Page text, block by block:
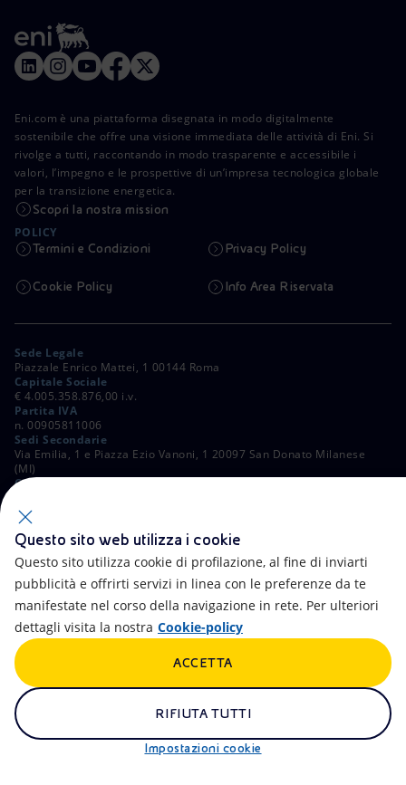
Eni.com è una piattaforma disegnata in modo digitalmente
sostenibile che offre una visione immediata delle attività di Eni. Si
rivolge a tutti, raccontando in modo trasparente e accessibile i
valori, l’impegno e le prospettive di un’impresa tecnologica globale
per la transizione energetica.
Scopri la nostra mission
POLICY
Termini e Condizioni Privacy Policy
Cookie Policy Info Area Riservata
Sede Legale
Piazzale Enrico Mattei, 1 00144 Roma
Capitale Sociale
€ 4.005.358.876,00 i.v.
Partita IVA
n. 00905811006
Sedi Secondarie
Via Emilia, 1 e Piazza Ezio Vanoni, 1 20097 San Donato Milanese
(MI)
C. Fiscale e Registro Imprese di Roma
ALTRI LINK
Accessibilità Calendario
Newsletter Intelligenza artificiale
Truffe e Phishing
Remit Alluvioni
Questo sito web utilizza i cookie
Questo sito utilizza cookie di profilazione, al fine di inviarti
pubblicità e offrirti servizi in linea con le preferenze da te
manifestate nel corso della navigazione in rete. Per ulteriori
dettagli visita la nostra Cookie-policy
Impostazioni cookie
RIFIUTA TUTTI
ACCETTA